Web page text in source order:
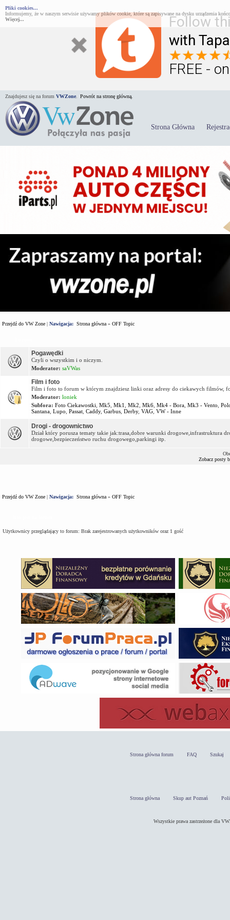
Follow
with
FREE -
Pliki cookies...
Informujemy, że w naszym serwisie używamy plików cookie, które są zapisywane na dysku urządzenia
Więcej...
Znajdujesz się na forum VWZone Powrót na stronę główną.
Strona Główna
Przejdź do VW Zone | Nawigacja: Strona główna » OFF Topic
Pogawędki
Czyli o wszystkim i o niczym.
Moderator: saVWas
Film i foto
Film i foto to forum w którym znajdziesz linki oraz adresy do ciekawych filmów,
Moderator: loniek
Subfora: Foto Ciekawostki Mk5 Mk1 Mk2 Mk6 Mk4 - Bora Mk3 - Vento
Santana Lupo Passat Caddy, Garbus Derby, VAG VW - Inne
Drogi - drogownictwo
Dział który porusza tematy takie jak:trasa,dobre warunki drogowe,infrastruktura
drogowe,bezpieczeństwo ruchu drogowego,parkingi itp.
Zobacz posty
Przejdź do VW Zone | Nawigacja: Strona główna » OFF Topic
Użytkownicy przeglądający to forum: Brak zarejestrowanych użytkowników oraz 1 gość
Strona główna forum FAQ Szukaj
Strona główna Skup aut Poznań
Wszystkie prawa zastrzeżone dla